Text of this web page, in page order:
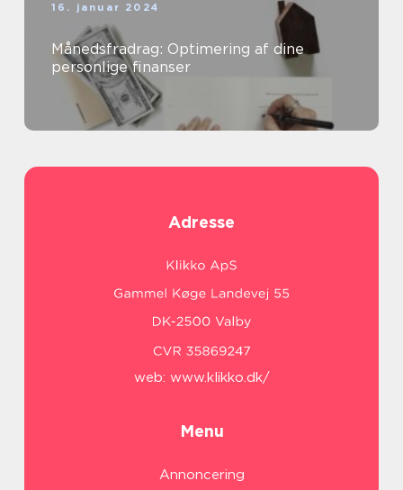
16. januar 2024
Månedsfradrag: Optimering af dine
personlige finanser
Adresse
web: www.klikko.dk/
Menu
Annoncering